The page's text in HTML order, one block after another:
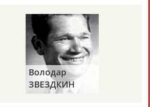
Магомед
АБДУЛКАГИРОВ
Назир
АБДУЛЛАЕВ
Володар
ЗВЕЗДКИН